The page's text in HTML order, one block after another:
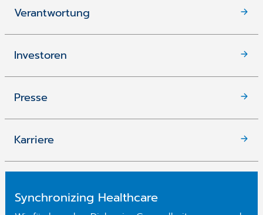
Verantwortung
Investoren
Presse
Karriere
Synchronizing Healthcare